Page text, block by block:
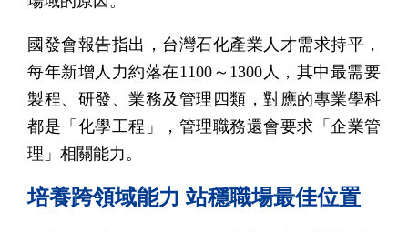
國發會報告指出，台灣石化產業人才需求持平，
每年新增人力約落在1100～1300人，其中最需要
製程、研發、業務及管理四類，對應的專業學科
都是「化學工程」，管理職務還會要求「企業管
理」相關能力。
培養跨領域能力 站穩職場最佳位置